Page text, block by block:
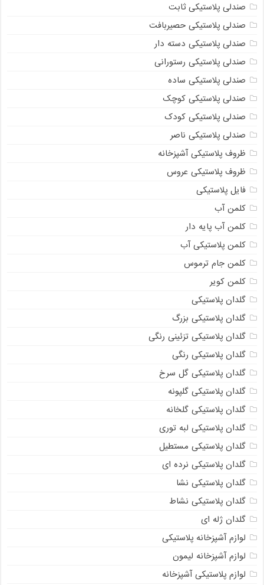
صندلی پلاستیکی ثابت
صندلی پلاستیکی حصیربافت
صندلی پلاستیکی دسته دار
صندلی پلاستیکی رستورانی
صندلی پلاستیکی ساده
صندلی پلاستیکی کوچک
صندلی پلاستیکی کودک
صندلی پلاستیکی ناصر
ظروف پلاستیکی آشپزخانه
ظروف پلاستیکی عروس
فایل پلاستیکی
کلمن آب
کلمن آب پایه دار
کلمن پلاستیکی آب
کلمن جام ترموس
کلمن کویر
گلدان پلاستیکی
گلدان پلاستیکی بزرگ
گلدان پلاستیکی تزئینی رنگی
گلدان پلاستیکی رنگی
گلدان پلاستیکی گل سرخ
گلدان پلاستیکی گلپونه
گلدان پلاستیکی گلخانه
گلدان پلاستیکی لبه توری
گلدان پلاستیکی مستطیل
گلدان پلاستیکی نرده ای
گلدان پلاستیکی نشا
گلدان پلاستیکی نشاط
گلدان ژله ای
لوازم آشپزخانه پلاستیکی
لوازم آشپزخانه لیمون
لوازم پلاستیکی آشپزخانه